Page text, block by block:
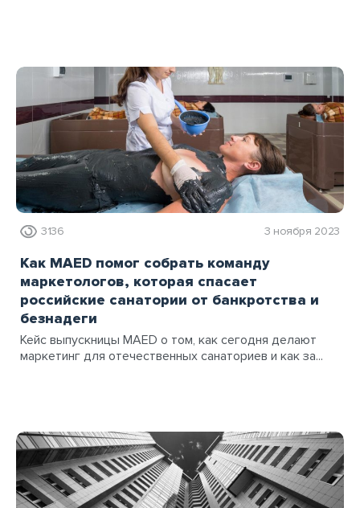
3136 3 ноября 2023
Как MAED помог собрать команду
маркетологов, которая спасает
российские санатории от банкротства и
безнадеги
Кейс выпускницы MAED о том, как сегодня делают
маркетинг для отечественных санаториев и как за...